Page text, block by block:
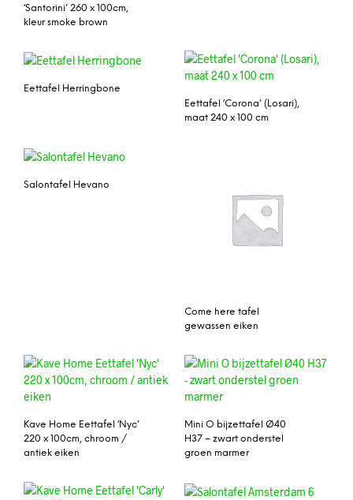
‘Santorini’ 260 x 100cm,
kleur smoke brown
Eettafel Herringbone
Eettafel ‘Corona’ (Losari),
maat 240 x 100 cm
Salontafel Hevano
Come here tafel
gewassen eiken
Kave Home Eettafel ‘Nyc’
220 x 100cm, chroom /
antiek eiken
Mini O bijzettafel Ø40
H37 – zwart onderstel
groen marmer